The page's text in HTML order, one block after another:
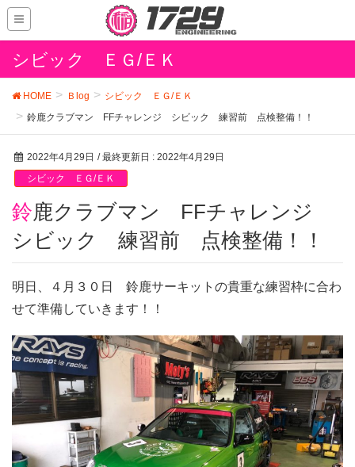
シビック ＥＧ/ＥＫ
HOME Ｂlog
シビック ＥＧ/ＥＫ
鈴鹿クラブマン FFチャレンジ シビック 練習前 点検整備！！
2022年4月29日 / 最終更新日 : 2022年4月29日
シビック ＥＧ/ＥＫ
鈴鹿クラブマン FFチャレンジ
シビック 練習前 点検整備！！
明日、４月３０日 鈴鹿サーキットの貴重な練習枠に合わ
せて準備していきます！！